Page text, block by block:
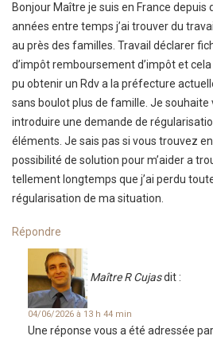
Bonjour Maître je suis en France depuis
années entre temps j’ai trouver du
au près des familles. Travail déclarer
d’impôt remboursement d’impôt et
pu obtenir un Rdv a la préfecture
sans boulot plus de famille. Je
introduire une demande de
éléments. Je sais pas si vous trouvez
possibilité de solution pour m’aider a
tellement longtemps que j’ai perdu
régularisation de ma situation.
Répondre
Maître R Cujasdit :
04/06/2026 à 13 h 44 min
Une réponse vous a été adressée